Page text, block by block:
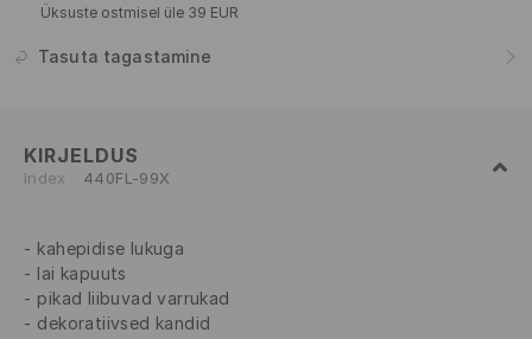
Üksuste ostmisel üle 39 EUR
Tasuta tagastamine
KIRJELDUS
Index 440FL-99X
kahepidise lukuga
lai kapuuts
pikad liibuvad varrukad
dekoratiivsed kandid